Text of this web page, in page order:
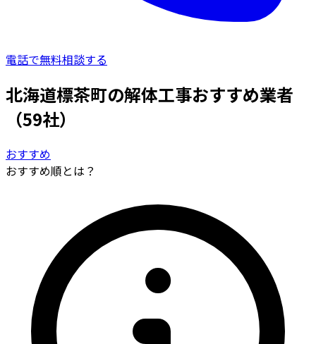
電話で無料相談する
北海道標茶町の解体工事おすすめ業者
（59社）
おすすめ
おすすめ順とは？